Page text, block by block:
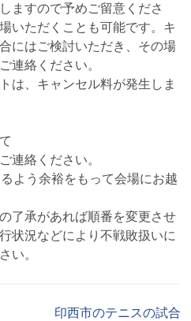
ますので予めご留意くださ
いただくことも可能です。キ
にはご検討いただき、その場
連絡ください。
は、キャンセル料が発生しま
連絡ください。
よう余裕をもって会場にお越
了承があれば順番を変更させ
状況などにより不戦敗扱いに
い。
印西市のテニスの試合